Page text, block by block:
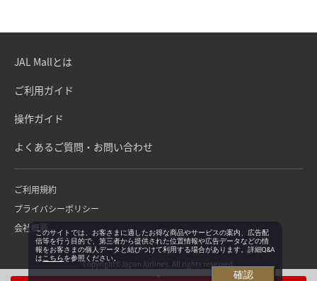
JAL Mallとは
ご利用ガイド
操作ガイド
よくあるご質問・お問い合わせ
ご利用規約
プライバシーポリシー
会社概要
Copyright©Japan Airlines. All rights reserved.
このサイトでは、お客さまに適したお得な商品やサービスの案内、広告配
信等を行う目的で、第三者から提供された位置情報や広告データなどの情
報をお客さまの個人データと結びつけて利用する場合があります。詳細Q&A
は こちらを参照ください。
確認